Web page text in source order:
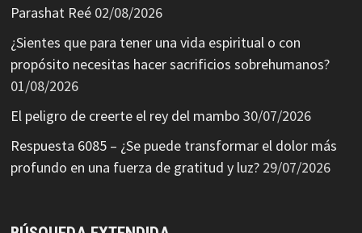
Parashat Reé 02/08/2026
¿Sientes que para tener una vida espiritual o con
propósito necesitas hacer sacrificios sobrehumanos?
01/08/2026
El peligro de creerte el rey del mambo 30/07/2026
Respuesta 6085 – ¿Se puede transformar el dolor más
profundo en una fuerza de gratitud y luz? 29/07/2026